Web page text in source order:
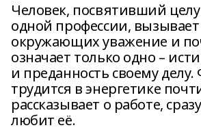
Человек, посвятивший
одной профессии, вызывает
окружающих уважение и
означает только одно –
и преданность своему
трудится в энергетике
рассказывает о работе,
любит её.